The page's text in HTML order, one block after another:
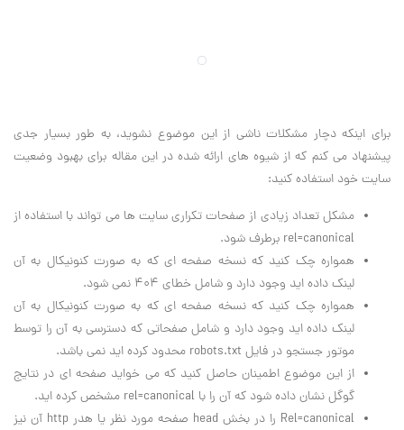
برای اینکه دچار مشکلات ناشی از این موضوع نشوید، به طور بسیار جدی
پیشنهاد می کنم که از شیوه های ارائه شده در این مقاله برای بهبود وضعیت
سایت خود استفاده کنید:
مشکل تعداد زیادی از صفحات تکراری سایت ها می تواند با استفاده از
rel=canonical برطرف شود.
همواره چک کنید که نسخه صفحه ای که به صورت کنونیکال به آن
لینک داده اید وجود دارد و شامل خطای 404 نمی شود.
همواره چک کنید که نسخه صفحه ای که به صورت کنونیکال به آن
لینک داده اید وجود دارد و شامل صفحاتی که دسترسی به آن را توسط
موتور جستجو در فایل robots.txt محدود کرده اید نمی باشد.
از این موضوع اطمینان حاصل کنید که می خواید صفحه ای در نتایج
گوگل نشان داده شود که آن را با rel=canonical مشخص کرده اید.
Rel=canonical را در بخش head صفحه مورد نظر یا هدر http آن نیز